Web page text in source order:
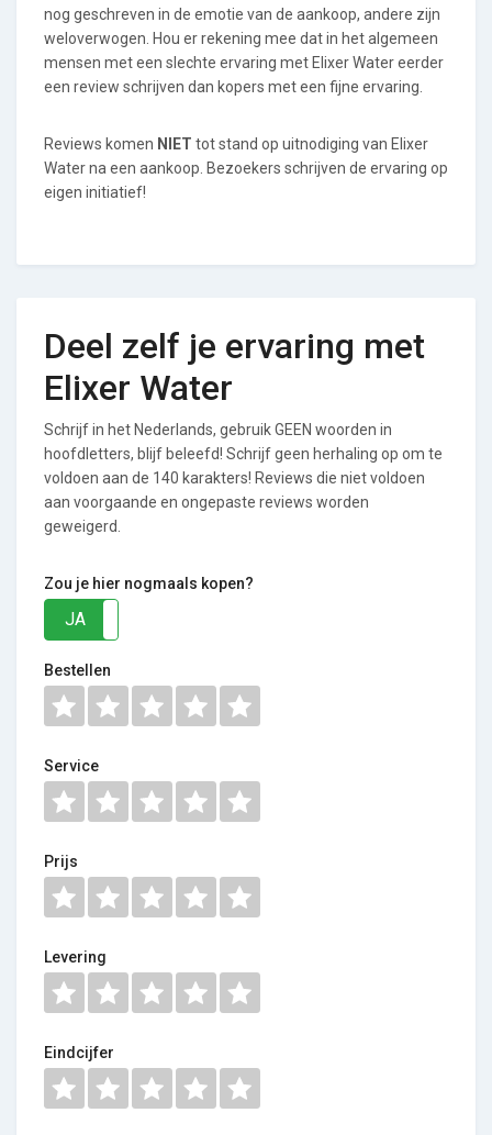
nog geschreven in de emotie van de aankoop, andere zijn
weloverwogen. Hou er rekening mee dat in het algemeen
mensen met een slechte ervaring met Elixer Water eerder
een review schrijven dan kopers met een fijne ervaring.
Reviews komen NIET tot stand op uitnodiging van Elixer
Water na een aankoop. Bezoekers schrijven de ervaring op
eigen initiatief!
Deel zelf je ervaring met
Elixer Water
Schrijf in het Nederlands, gebruik GEEN woorden in
hoofdletters, blijf beleefd! Schrijf geen herhaling op om te
voldoen aan de 140 karakters! Reviews die niet voldoen
aan voorgaande en ongepaste reviews worden
geweigerd.
Zou je hier nogmaals kopen?
JA
Bestellen
Service
Prijs
Levering
Eindcijfer